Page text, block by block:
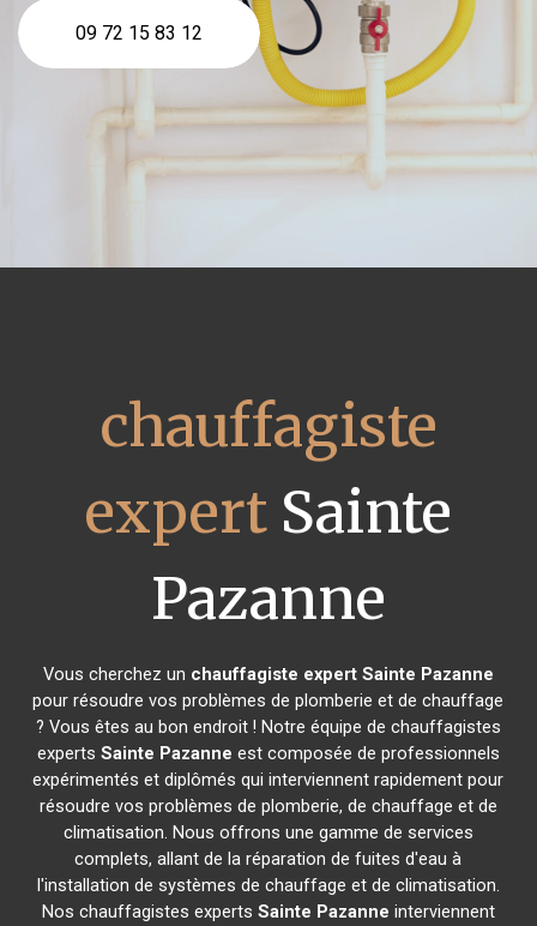
09 72 15 83 12
chauffagiste
expertSainte
Pazanne
Vous cherchez un chauffagiste expert Sainte Pazanne
pour résoudre vos problèmes de plomberie et de chauffage
? Vous êtes au bon endroit ! Notre équipe de chauffagistes
experts Sainte Pazanne est composée de professionnels
expérimentés et diplômés qui interviennent rapidement pour
résoudre vos problèmes de plomberie, de chauffage et de
climatisation. Nous offrons une gamme de services
complets, allant de la réparation de fuites d'eau à
l'installation de systèmes de chauffage et de climatisation.
Nos chauffagistes experts Sainte Pazanne interviennent